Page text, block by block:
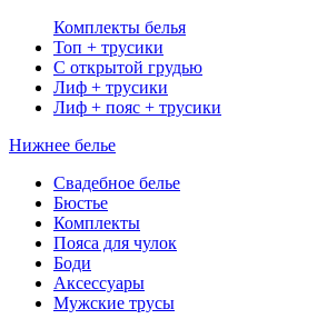
Комплекты белья
Топ + трусики
С открытой грудью
Лиф + трусики
Лиф + пояс + трусики
Нижнее белье
Свадебное белье
Бюстье
Комплекты
Пояса для чулок
Боди
Аксессуары
Мужские трусы